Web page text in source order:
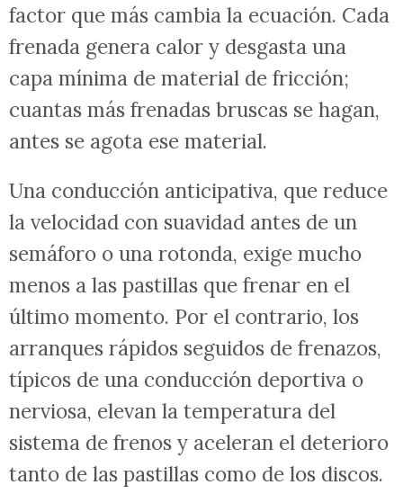
factor que más cambia la ecuación. Cada
frenada genera calor y desgasta una
capa mínima de material de fricción;
cuantas más frenadas bruscas se hagan,
antes se agota ese material.
Una conducción anticipativa, que reduce
la velocidad con suavidad antes de un
semáforo o una rotonda, exige mucho
menos a las pastillas que frenar en el
último momento. Por el contrario, los
arranques rápidos seguidos de frenazos,
típicos de una conducción deportiva o
nerviosa, elevan la temperatura del
sistema de frenos y aceleran el deterioro
tanto de las pastillas como de los discos.